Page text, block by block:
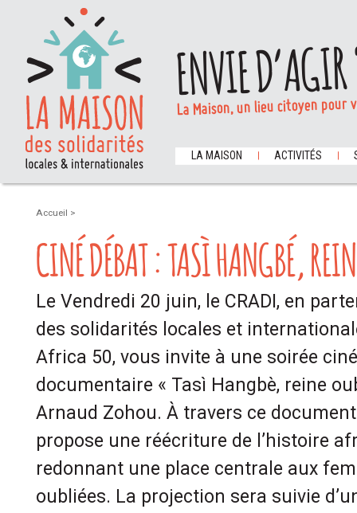
ENVIE
La Maison, un lieu citoyen
LA MAISON ACTIVITÉS
Accueil >
CINÉ DÉBAT : TASÌ HANGBÉ,
Le Vendredi 20 juin, le CRADI, en
des solidarités locales et
Africa 50, vous invite à une soirée
documentaire « Tasì Hangbè, reine
Arnaud Zohou. À travers ce
propose une réécriture de l’histoire
redonnant une place centrale aux
oubliées. La projection sera suivie